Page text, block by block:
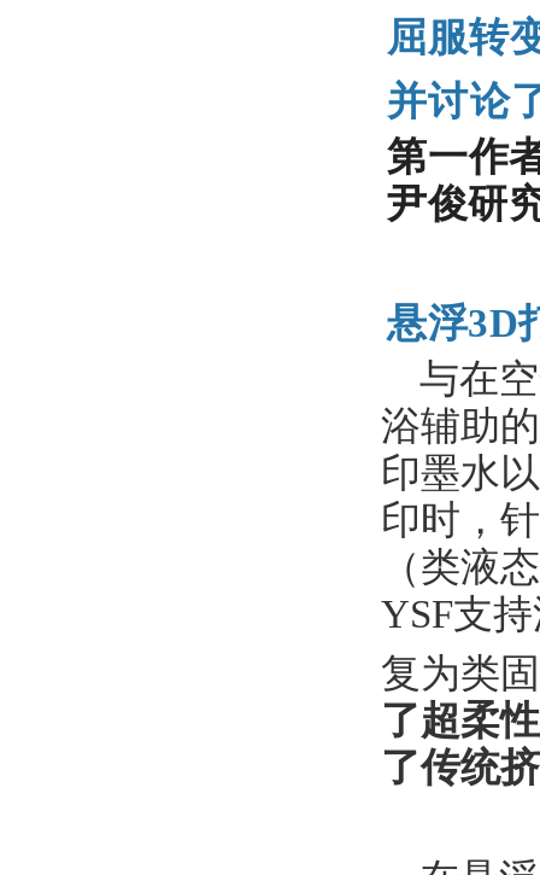
屈服转
并讨论
第一作
尹俊研
悬浮3D
与在
浴辅助
印墨水
印时，
（类液
YSF支
复为类
了超柔
了传统